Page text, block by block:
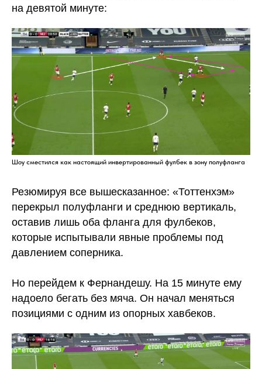
на девятой минуте:
Шоу сместился как настоящий инвертированный фулбек в зону полуфланга
Резюмируя все вышесказанное: «Тоттенхэм»
перекрыл полуфланги и среднюю вертикаль,
оставив лишь оба фланга для фулбеков,
которые испытывали явные проблемы под
давлением соперника.
Но перейдем к Фернандешу. На 15 минуте ему
надоело бегать без мяча. Он начал меняться
позициями с одним из опорных хавбеков.